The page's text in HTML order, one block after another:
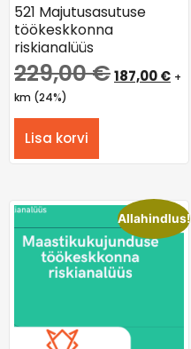
521 Majutusasutuse
töökeskkonna
riskianalüüs
229,00€187,00€ +
km (24%)
Lisa korvi
Allahindlus!